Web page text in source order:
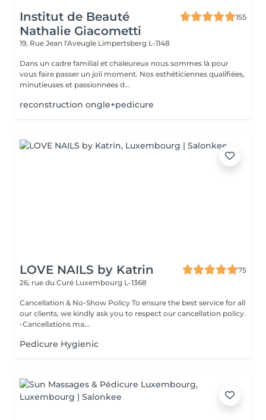
Institut de Beauté
Nathalie Giacometti
155
19, Rue Jean l'Aveugle Limpertsberg L-1148
Dans un cadre familial et chaleureux nous sommes là pour
vous faire passer un joli moment. Nos esthéticiennes qualifiées,
minutieuses et passionnées d...
reconstruction ongle+pedicure
LOVE NAILS by Katrin
75
26, rue du Curé Luxembourg L-1368
Cancellation & No-Show Policy To ensure the best service for all
our clients, we kindly ask you to respect our cancellation policy.
-Cancellations ma...
Pedicure Hygienic